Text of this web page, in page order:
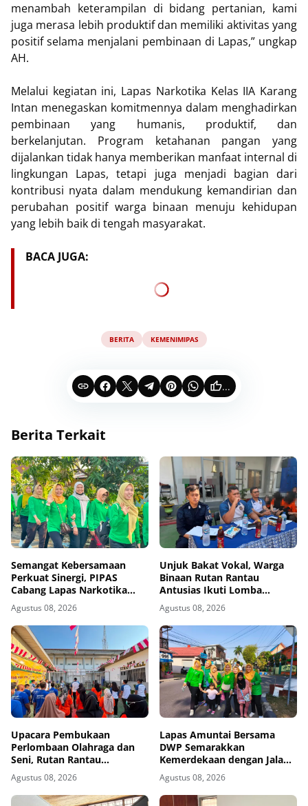
menambah keterampilan di bidang pertanian, kami
juga merasa lebih produktif dan memiliki aktivitas yang
positif selama menjalani pembinaan di Lapas,” ungkap
AH.
Melalui kegiatan ini, Lapas Narkotika Kelas IIA Karang
Intan menegaskan komitmennya dalam menghadirkan
pembinaan yang humanis, produktif, dan
berkelanjutan. Program ketahanan pangan yang
dijalankan tidak hanya memberikan manfaat internal di
lingkungan Lapas, tetapi juga menjadi bagian dari
kontribusi nyata dalam mendukung kemandirian dan
perubahan positif warga binaan menuju kehidupan
yang lebih baik di tengah masyarakat.
BACA JUGA:
BERITA KEMENIMIPAS
...
Berita Terkait
Semangat Kebersamaan
Perkuat Sinergi, PIPAS
Cabang Lapas Narkotika
Kelas IIA Karang Intan Ikuti
Fun Walk HUT Ke-81 RI
Agustus 08, 2026
Unjuk Bakat Vokal, Warga
Binaan Rutan Rantau
Antusias Ikuti Lomba
Menyanyi Lagu Nasional dan
Bebas
Agustus 08, 2026
Upacara Pembukaan
Perlombaan Olahraga dan
Seni, Rutan Rantau
Semarakkan HUT ke-81
Kemerdekaan RI
Agustus 08, 2026
Lapas Amuntai Bersama
DWP Semarakkan
Kemerdekaan dengan Jalan
Santai dan Bakti Sosial
Agustus 08, 2026